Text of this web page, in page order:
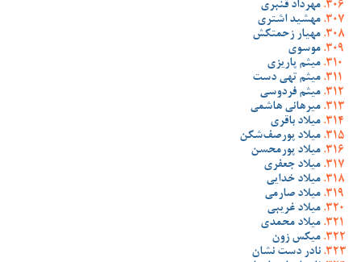
مهرداد قنبری
مهشید اشتری
مهیار زحمتکش
موسوی
میثم پاریزی
میثم تهی دست
میثم فردوسی
میرهانی هاشمی
میلاد باقری
میلاد پورصف‌شکن
میلاد پورمحسن
میلاد جعفری
میلاد خدایی
میلاد صارمی
میلاد غریبی
میلاد محمدی
میکس زون
نادر دست نشان